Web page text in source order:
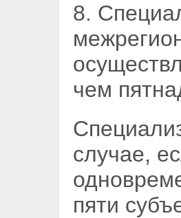
8.
чем
случае,
пяти